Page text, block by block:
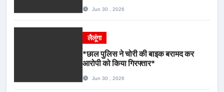
Jun 30 , 2026
लैलूंगा
*छाल पुलिस ने चोरी की बाइक बरामद कर
आरोपी को किया गिरफ्तार*
Jun 30 , 2026